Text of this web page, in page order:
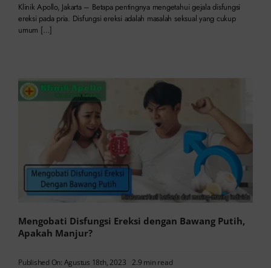
Klinik Apollo, Jakarta – Betapa pentingnya mengetahui gejala disfungsi
ereksi pada pria. Disfungsi ereksi adalah masalah seksual yang cukup
umum […]
Mengobati Disfungsi Ereksi dengan Bawang Putih,
Apakah Manjur?
Published On: Agustus 18th, 2023 2.9 min read